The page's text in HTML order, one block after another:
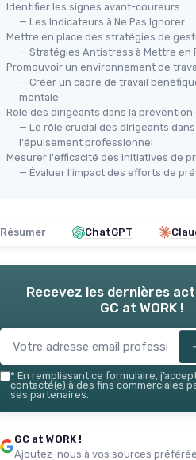
Identifier les signes avant-coureurs
— Les Indicateurs à Ne Pas Ignorer
Mettre en place des stratégies de
— Stratégies Antistress à Mettre en
Promouvoir un environnement de
— Créer un cadre de travail
mentale
Rôle des dirigeants dans la
— Le rôle crucial des dirigeants
l'épuisement professionnel
Mesurer l'efficacité des initiatives de
— Évaluer l'impact des efforts de
Résumer ChatGPT
Recevez les dernières
GC at WORK !
* En remplissant ce formulaire,
contacté(e) à des fins commerciales
ses partenaires.
GC at WORK !
Ajoutez-nous à vos sources